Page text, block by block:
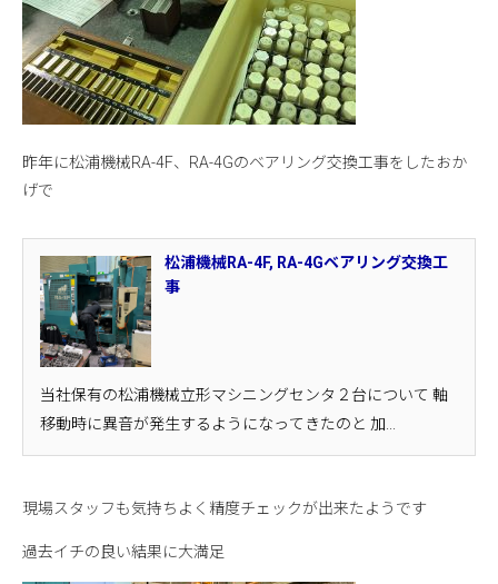
昨年に松浦機械RA-4F、RA-4Gのベアリング交換工事をしたおか
げで
松浦機械RA-4F, RA-4Gベアリング交換工
事
当社保有の松浦機械立形マシニングセンタ２台について 軸
移動時に異音が発生するようになってきたのと 加...
現場スタッフも気持ちよく精度チェックが出来たようです
過去イチの良い結果に大満足